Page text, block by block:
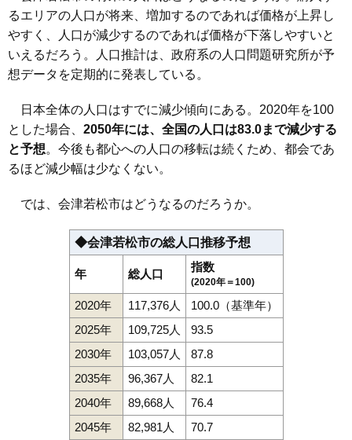
るエリアの人口が将来、増加するのであれば価格が上昇し
やすく、人口が減少するのであれば価格が下落しやすいと
いえるだろう。人口推計は、政府系の人口問題研究所が予
想データを定期的に発表している。
日本全体の人口はすでに減少傾向にある。2020年を100
とした場合、 2050年には、全国の人口は83.0まで減少する
と予想。今後も都心への人口の移転は続くため、都会であ
るほど減少幅は少なくない。
では、会津若松市はどうなるのだろうか。
◆会津若松市の総人口推移予想
年 総人口
指数
(2020年＝100)
2020年 117,376人
100.0（基準年）
2025年
109,725人
93.5
2030年
103,057人
87.8
2035年
96,367人
82.1
2040年
89,668人
76.4
2045年
82,981人
70.7